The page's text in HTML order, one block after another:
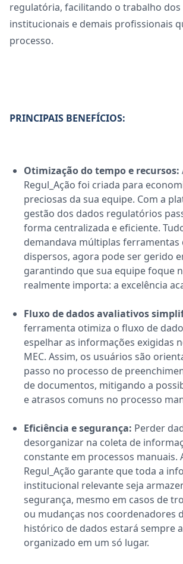
regulatória, facilitando o trabalho
institucionais e demais profissionais
processo.
PRINCIPAIS BENEFÍCIOS:
Otimização do tempo e recursos:
Regul_Ação foi criada para
preciosas da sua equipe. Com a
gestão dos dados regulatórios
forma centralizada e eficiente.
demandava múltiplas ferramentas
dispersos, agora pode ser gerido
garantindo que sua equipe foque
realmente importa: a excelência
Fluxo de dados avaliativos
ferramenta otimiza o fluxo de
espelhar as informações exigidas
MEC. Assim, os usuários são
passo no processo de
de documentos, mitigando a
e atrasos comuns no processo
Eficiência e segurança: Perder
desorganizar na coleta de
constante em processos manuais.
Regul_Ação garante que toda a
institucional relevante seja
segurança, mesmo em casos de
ou mudanças nos coordenadores
histórico de dados estará sempre
organizado em um só lugar.